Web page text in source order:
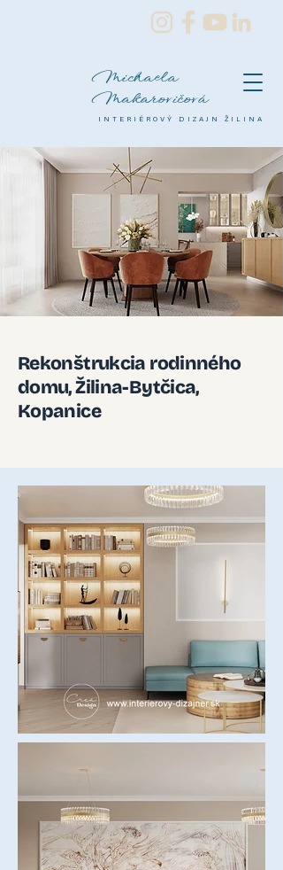
Michaela
Makarovičová
INTERIÉROVÝ DIZAJN ŽILINA
Rekonštrukcia rodinného
domu, Žilina-Bytčica,
Kopanice